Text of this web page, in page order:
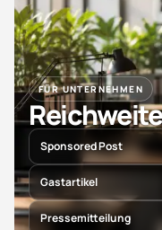
FÜR UNTERNEHMEN
Sponsored Post
Gastartikel
Pressemitteilung